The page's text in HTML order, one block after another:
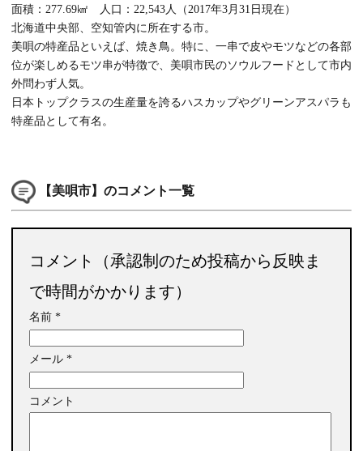
面積：277.69㎢ 人口：22,543人（2017年3月31日現在）
北海道中央部、空知管内に所在する市。
美唄の特産品といえば、焼き鳥。特に、一串で皮やモツなどの各部
位が楽しめるモツ串が特徴で、美唄市民のソウルフードとして市内
外問わず人気。
日本トップクラスの生産量を誇るハスカップやグリーンアスパラも
特産品として有名。
【美唄市】のコメント一覧
コメント（承認制のため投稿から反映ま
で時間がかかります）
名前 *
メール *
コメント